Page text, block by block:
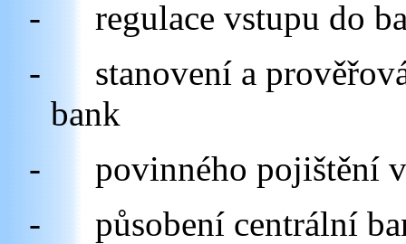
-
regulace vstupu do
-
stanovení a
bank
-
povinného pojištění
-
působení centrální